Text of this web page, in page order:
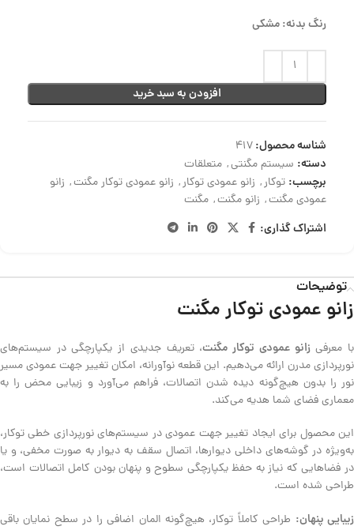
رنگ بدنه: مشکی
افزودن به سبد خرید
شناسه محصول:417
دسته: سیستم مگنتی, متعلقات
برچسب: توکار, زانو عمودی توکار, زانو عمودی توکار مگنت, زانو
عمودی مگنت, زانو مگنت, مگنت
اشتراک گذاری:
توضیحات
زانو عمودی توکار مگنت
با معرفیزانو عمودی توکار مگنت، تعریف جدیدی از یکپارچگی در سیستم‌های
نورپردازی مدرن ارائه می‌دهیم. این قطعه نوآورانه، امکان تغییر جهت عمودی مسیر
نور را بدون هیچ‌گونه دیده شدن اتصالات، فراهم می‌آورد و زیبایی محض را به
معماری فضای شما هدیه می‌کند.
این محصول برای ایجاد تغییر جهت عمودی در سیستم‌های نورپردازی خطی توکار،
به‌ویژه در گوشه‌های داخلی دیوارها، اتصال سقف به دیوار به صورت مخفی، و یا
در فضاهایی که نیاز به حفظ یکپارچگی سطوح و پنهان بودن کامل اتصالات است،
طراحی شده است.
زیبایی پنهان: طراحی کاملاً توکار، هیچ‌گونه المان اضافی را در سطح نمایان باقی